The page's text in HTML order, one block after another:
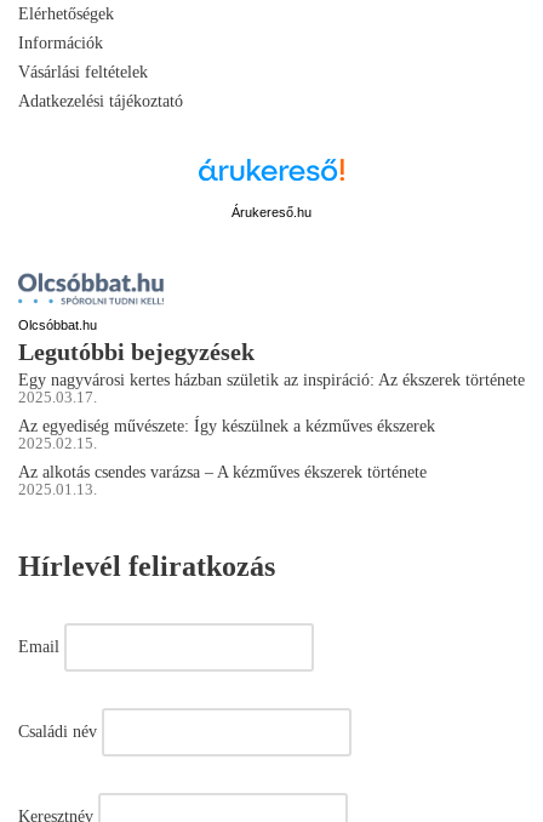
Elérhetőségek
Információk
Vásárlási feltételek
Adatkezelési tájékoztató
Árukereső.hu
Olcsóbbat.hu
Legutóbbi bejegyzések
Egy nagyvárosi kertes házban születik az inspiráció: Az ékszerek története
2025.03.17.
Az egyediség művészete: Így készülnek a kézműves ékszerek
2025.02.15.
Az alkotás csendes varázsa – A kézműves ékszerek története
2025.01.13.
Hírlevél feliratkozás
Email
Családi név
Keresztnév